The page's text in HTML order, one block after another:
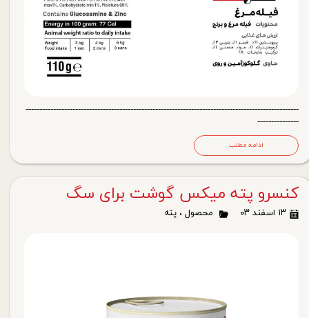
---------------------------------------------------------------------------------------------------
---------------
ادامه مطلب
کنسرو پته میکس گوشت برای سگ
۱۳ اسفند ۰۳ محصول ،پته